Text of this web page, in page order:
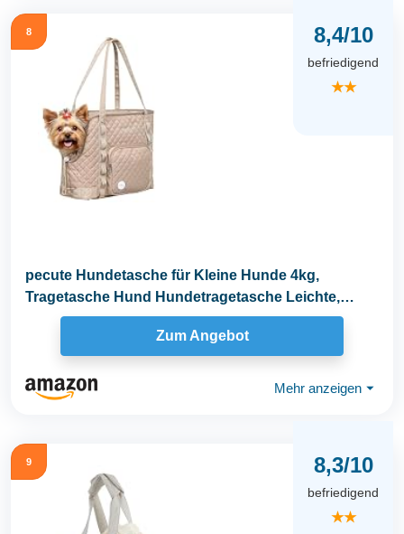
8 8,4/10
befriedigend
★★
pecute Hundetasche für Kleine Hunde 4kg,
Tragetasche Hund Hundetragetasche Leichte,
Faltbare...
Zum Angebot
Mehr anzeigen ⏷
9 8,3/10
befriedigend
★★